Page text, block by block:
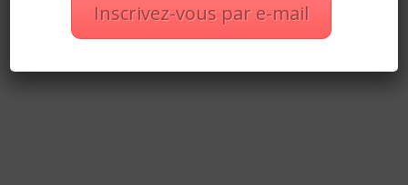
Inscrivez-vous par e-mail